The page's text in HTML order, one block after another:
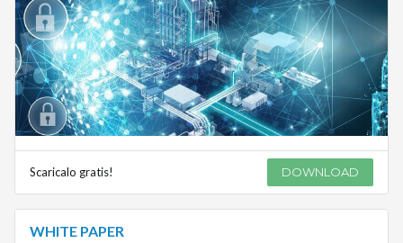
Scaricalo gratis! DOWNLOAD
WHITE PAPER